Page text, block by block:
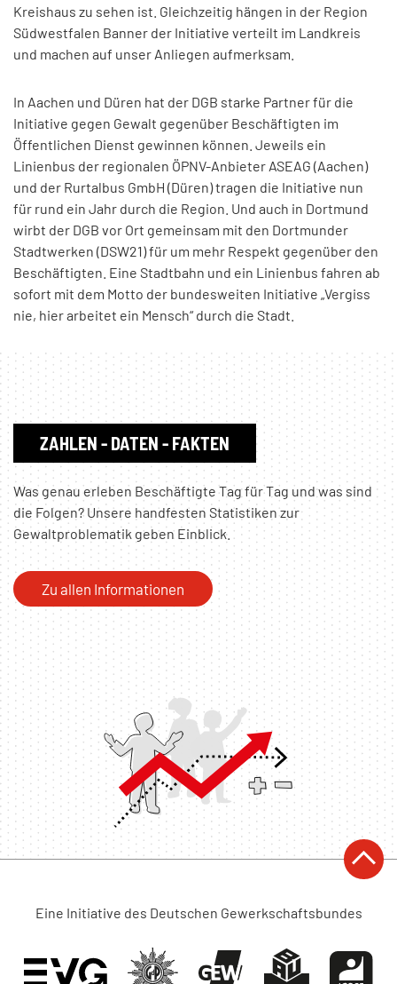
Kreishaus zu sehen ist. Gleichzeitig hängen in der Region
Südwestfalen Banner der Initiative verteilt im Landkreis
und machen auf unser Anliegen aufmerksam.
In Aachen und Düren hat der DGB starke Partner für die
Initiative gegen Gewalt gegenüber Beschäftigten im
Öffentlichen Dienst gewinnen können. Jeweils ein
Linienbus der regionalen ÖPNV-Anbieter ASEAG (Aachen)
und der Rurtalbus GmbH (Düren) tragen die Initiative nun
für rund ein Jahr durch die Region. Und auch in Dortmund
wirbt der DGB vor Ort gemeinsam mit den Dortmunder
Stadtwerken (DSW21) für um mehr Respekt gegenüber den
Beschäftigten. Eine Stadtbahn und ein Linienbus fahren ab
sofort mit dem Motto der bundesweiten Initiative „Vergiss
nie, hier arbeitet ein Mensch“ durch die Stadt.
ZAHLEN - DATEN - FAKTEN
Was genau erleben Beschäftigte Tag für Tag und was sind
die Folgen? Unsere handfesten Statistiken zur
Gewaltproblematik geben Einblick.
Zu allen Informationen
Eine Initiative des Deutschen Gewerkschaftsbundes